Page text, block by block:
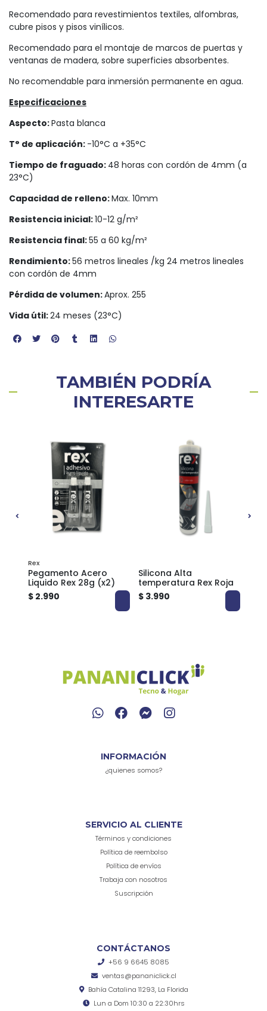
Recomendado para revestimientos textiles, alfombras,
cubre pisos y pisos vinílicos.
Recomendado para el montaje de marcos de puertas y
ventanas de madera, sobre superficies absorbentes.
No recomendable para inmersión permanente en agua.
Especificaciones
Aspecto:Pasta blanca
T° de aplicación: -10°C a +35°C
Tiempo de fraguado: 48 horas con cordón de 4mm (a
23°C)
Capacidad de relleno:Max. 10mm
Resistencia inicial:10-12 g/m²
Resistencia final:55 a 60 kg/m²
Rendimiento:56 metros lineales /kg 24 metros lineales
con cordón de 4mm
Pérdida de volumen:Aprox. 255
Vida útil:24 meses (23°C)
TAMBIÉN PODRÍA
INTERESARTE
Rex
Pegamento Acero
Liquido Rex 28g (x2)
$ 2.990
Silicona Alta
temperatura Rex Roja
$ 3.990
INFORMACIÓN
¿quienes somos?
SERVICIO AL CLIENTE
Términos y condiciones
Política de reembolso
Política de envíos
Trabaja con nosotros
Suscripción
CONTÁCTANOS
+56 9 6645 8085
ventas@pananiclick.cl
Bahía Catalina 11293, La Florida
Lun a Dom 10:30 a 22:30hrs